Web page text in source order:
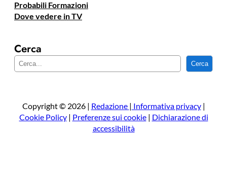
Probabili Formazioni
Dove vedere in TV
Cerca
e
a
Cerca
Copyright © 2026 | Redazione | Informativa privacy|
Cookie Policy| Preferenze sui cookie| Dichiarazione di
accessibilità